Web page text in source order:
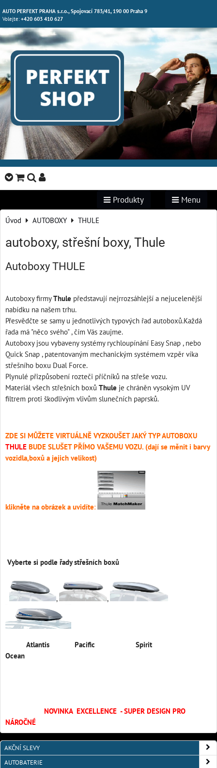
AUTO PERFEKT PRAHA s.r.o., Spojovací 783/41, 190 00 Praha 9
Volejte:+420 603 410 627
Produkty Menu
Úvod AUTOBOXY THULE
autoboxy, střešní boxy, Thule
Autoboxy THULE
Autoboxy firmyThule představují nejrrozsáhlejší a nejucelenější
nabídku na našem trhu.
Přesvědčte se samy u jednotlivých typových řad autoboxů.Každá
řada má "něco svého" , čím Vás zaujme.
Autoboxy jsou vybaveny systémy rychloupínání Easy Snap , nebo
Quick Snap , patentovaným mechanickým systémem vzpěr víka
střešního boxu Dual Force.
Plynulé přizpůsobení rozteči příčníků na střeše vozu.
Materiál všech střešních boxů Thule je chráněn vysokým UV
filtrem proti škodlivým vlivům slunečních paprsků.
ZDE SI MŮŽETE VIRTUÁLNĚ VYZKOUŠET JAKÝ TYP AUTOBOXU
THULE BUDE SLUŠET PŘÍMO VAŠEMU VOZU. (dají se měnit i barvy
vozidla,boxů a jejich velikost)
klikněte na obrázek a uvidíte:
Vyberte si podle řady střešních boxů
, ,
Atlantis Pacific Spirit
Ocean
NOVINKA EXCELLENCE - SUPER DESIGN PRO
NÁROČNÉ
AKČNÍ SLEVY
AUTOBATERIE